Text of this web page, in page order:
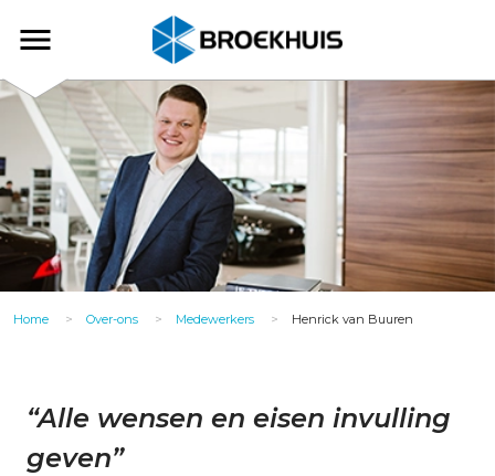
en
de
inhoud
gaan
Broekhuis
Home Over-ons Medewerkers Henrick van Buuren
“Alle wensen en eisen invulling
geven”